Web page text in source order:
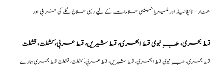
بخار – ٹائیفائیڈ اور ملیریا جیسی علامات کے لیے دیسی علاج گلے کی خرابی اور
قسط بحری، طبِ نبوی قسط البحری، قسط شیریں، قسط عربی، كشطت، قشطت
قسط بحری، طبِ نبوی قسط البحری، قسط شیریں، قسط عربی، كشطت، قشطت قسط بحری ہمارے